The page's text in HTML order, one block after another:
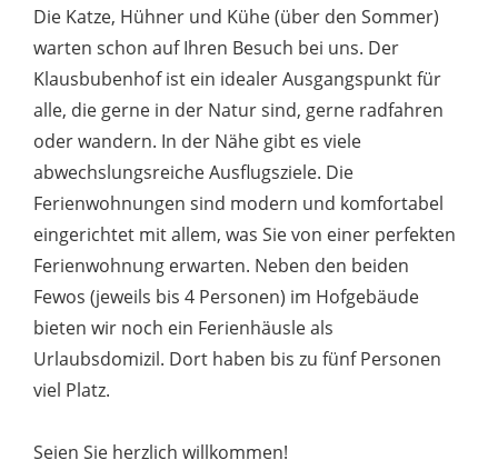
Die Katze, Hühner und Kühe (über den Sommer)
warten schon auf Ihren Besuch bei uns. Der
Klausbubenhof ist ein idealer Ausgangspunkt für
alle, die gerne in der Natur sind, gerne radfahren
oder wandern. In der Nähe gibt es viele
abwechslungsreiche Ausflugsziele. Die
Ferienwohnungen sind modern und komfortabel
eingerichtet mit allem, was Sie von einer perfekten
Ferienwohnung erwarten. Neben den beiden
Fewos (jeweils bis 4 Personen) im Hofgebäude
bieten wir noch ein Ferienhäusle als
Urlaubsdomizil. Dort haben bis zu fünf Personen
viel Platz.
Seien Sie herzlich willkommen!